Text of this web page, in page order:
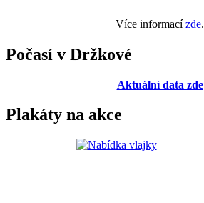
Více informacízde.
Počasí v Držkové
Aktuální data zde
Plakáty na akce